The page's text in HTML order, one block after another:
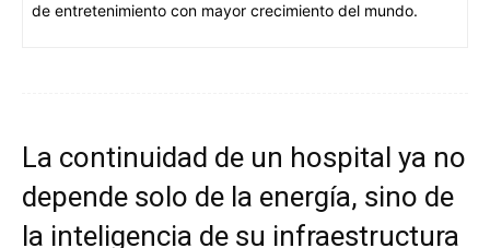
de entretenimiento con mayor crecimiento del mundo.
La continuidad de un hospital ya no
depende solo de la energía, sino de
la inteligencia de su infraestructura